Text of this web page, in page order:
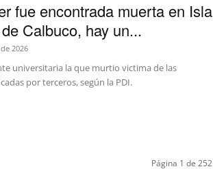
fue encontrada muerta en Isla
Calbuco, hay un...
2026
universitaria la que murtio victima de las
por terceros, según la PDI.
Página 1 de 252